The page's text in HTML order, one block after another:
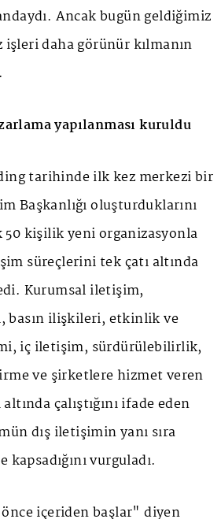
Ancak bugün geldiğimiz
işleri daha görünür kılmanın
yapılanması kuruldu
tarihinde ilk kez merkezi bir
Başkanlığı oluşturduklarını
50 kişilik yeni organizasyonla
süreçlerini tek çatı altında
Kurumsal iletişim,
basın ilişkileri, etkinlik ve
iç iletişim, sürdürülebilirlik,
ve şirketlere hizmet veren
çalıştığını ifade eden
dış iletişimin yanı sıra
vurguladı.
içeriden başlar" diyen